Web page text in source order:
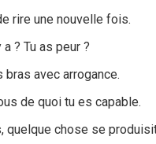
rire une nouvelle fois.
a ? Tu as peur ?
avec arrogance.
de quoi tu es capable.
quelque chose se